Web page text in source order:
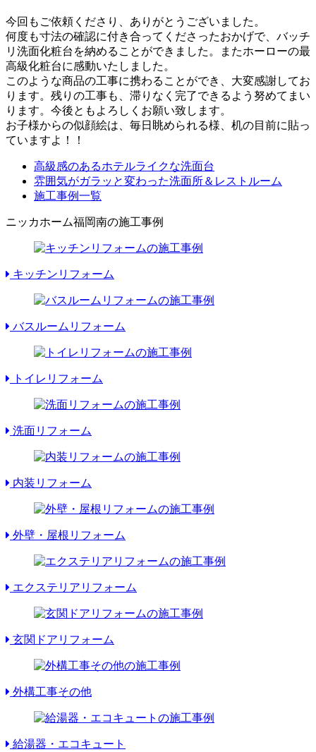
今回もご依頼くださり、ありがとうございました。
何度も寸法の確認に付き合ってくださったおかげで、バッチ
リ洗面化粧台を納めることができました。またホーローの最
高級化粧台に感動いたしました。
このような商品の工事に携わることができ、大変感謝してお
ります。残りの工事も、滞りなく完了できるよう努めてまい
ります。今後ともよろしくお願い致します。
お子様からの似顔絵は、毎日眺められる様、机の目前に貼っ
ていますよ！！
高級感のあるホテルライクな洗面台
雰囲気がガラッと変わった洗面所＆レストルーム
施工事例一覧
ニッカホーム福岡南の施工事例
キッチンリフォーム
バスルームリフォーム
トイレリフォーム
洗面リフォーム
内装リフォーム
外壁・屋根リフォーム
エクステリアリフォーム
玄関ドアリフォーム
外構工事その他
給湯器・エコキュート